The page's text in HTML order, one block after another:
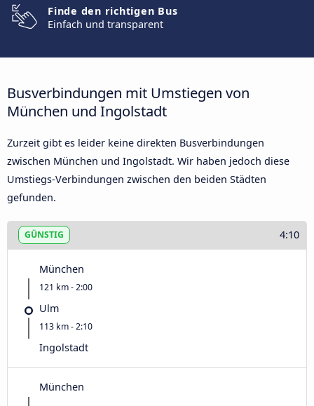
Finde den richtigen Bus
Einfach und transparent
Busverbindungen mit Umstiegen von
München und Ingolstadt
Zurzeit gibt es leider keine direkten Busverbindungen
zwischen München und Ingolstadt. Wir haben jedoch diese
Umstiegs-Verbindungen zwischen den beiden Städten
gefunden.
GÜNSTIG 4:10
München
121 km - 2:00
Ulm
113 km - 2:10
Ingolstadt
München